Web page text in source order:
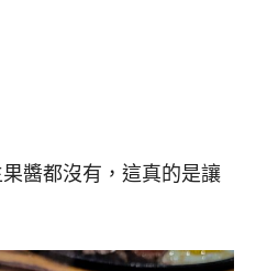
醬都沒有，這真的是讓